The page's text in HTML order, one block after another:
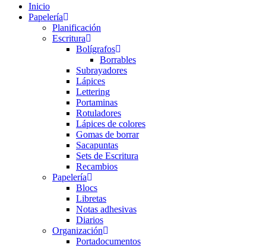
Inicio
Papelería
Planificación
Escritura
Bolígrafos
Borrables
Subrayadores
Lápices
Lettering
Portaminas
Rotuladores
Lápices de colores
Gomas de borrar
Sacapuntas
Sets de Escritura
Recambios
Papelería
Blocs
Libretas
Notas adhesivas
Diarios
Organización
Portadocumentos